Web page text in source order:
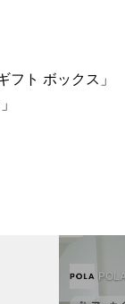
フト ボックス」